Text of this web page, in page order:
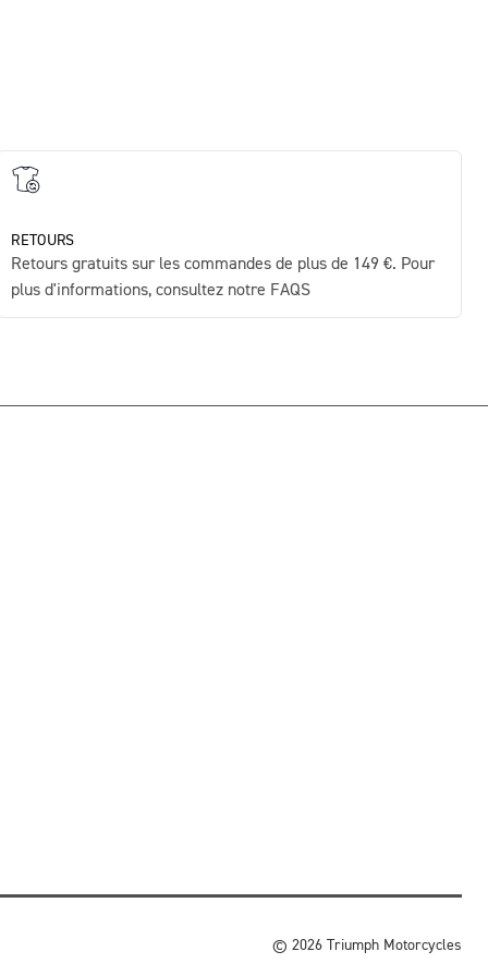
RETOURS
Retours gratuits sur les commandes de plus de 149 €. Pour
plus d'informations, consultez notre FAQS
© 2026 Triumph Motorcycles